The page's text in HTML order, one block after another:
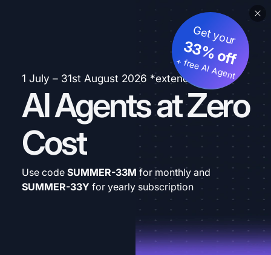
1 July – 31st August 2026 *extended
AI Agents at Zero
Cost
Get your
33% off
+ free AI Agent
Use code SUMMER-33M for monthly and
SUMMER-33Y for yearly subscription